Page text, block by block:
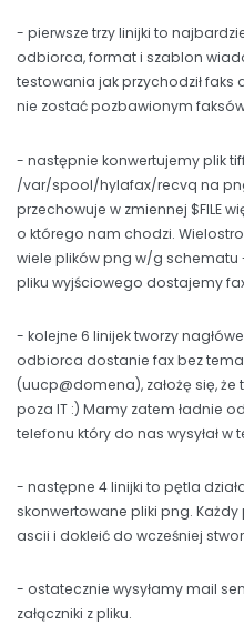
- pierwsze trzy linijki to
odbiorca, format i szablon
testowania jak przychodził faks
nie zostać pozbawionym
- następnie konwertujemy plik
/var/spool/hylafax/recvq na
przechowuje w zmiennej $FILE
o którego nam chodzi.
wiele plików png w/g schematu
pliku wyjściowego dostajemy
- kolejne 6 linijek tworzy
odbiorca dostanie fax bez
(uucp@domena), założę się,
poza IT :) Mamy zatem ładnie
telefonu który do nas wysyłał w
- następne 4 linijki to pętla
skonwertowane pliki png.
ascii i dokleić do wcześniej
- ostatecznie wysyłamy mail
załączniki z pliku.